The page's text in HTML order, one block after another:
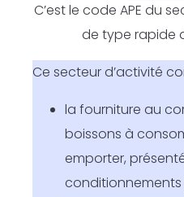
C’est le code APE du
de type rapide
Ce secteur d’activité
la fourniture au
boissons à
emporter,
conditionnements